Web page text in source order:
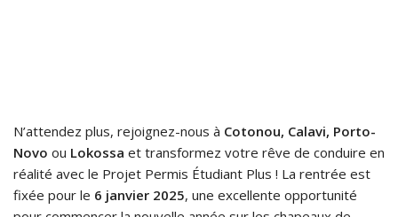
N’attendez plus, rejoignez-nous à Cotonou, Calavi, Porto-
Novo ou Lokossa et transformez votre rêve de conduire en
réalité avec le Projet Permis Étudiant Plus ! La rentrée est
fixée pour le 6 janvier 2025, une excellente opportunité